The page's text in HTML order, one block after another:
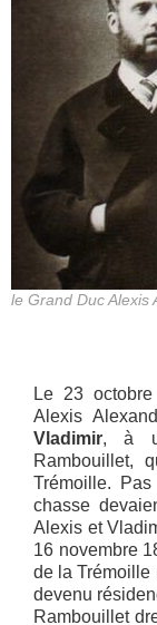
le Grand Duc Alexis
Le 23
Alexis
Vladimir, à
Rambouillet,
Trémoille.
chasse
Alexis et
16 novembre
de la Trémoille
devenu
Rambouillet